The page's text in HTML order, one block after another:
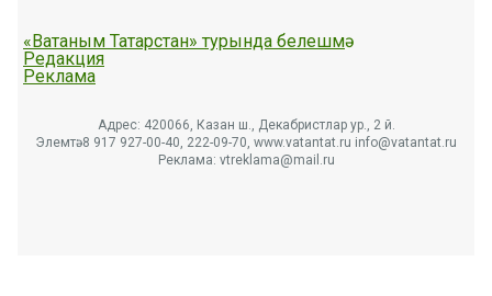
«Ватаным Татарстан» турында белешмә
Редакция
Реклама
Адрес: 420066, Казан ш., Декабристлар ур., 2 й.
Элемтә: 8 917 927-00-40, 222-09-70, www.vatantat.ru info@vatantat.ru
Реклама: vtreklama@mail.ru